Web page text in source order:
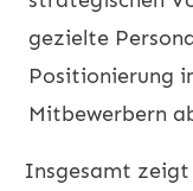
gezielte
Positionierung
Mitbewerbern
Insgesamt zeigt